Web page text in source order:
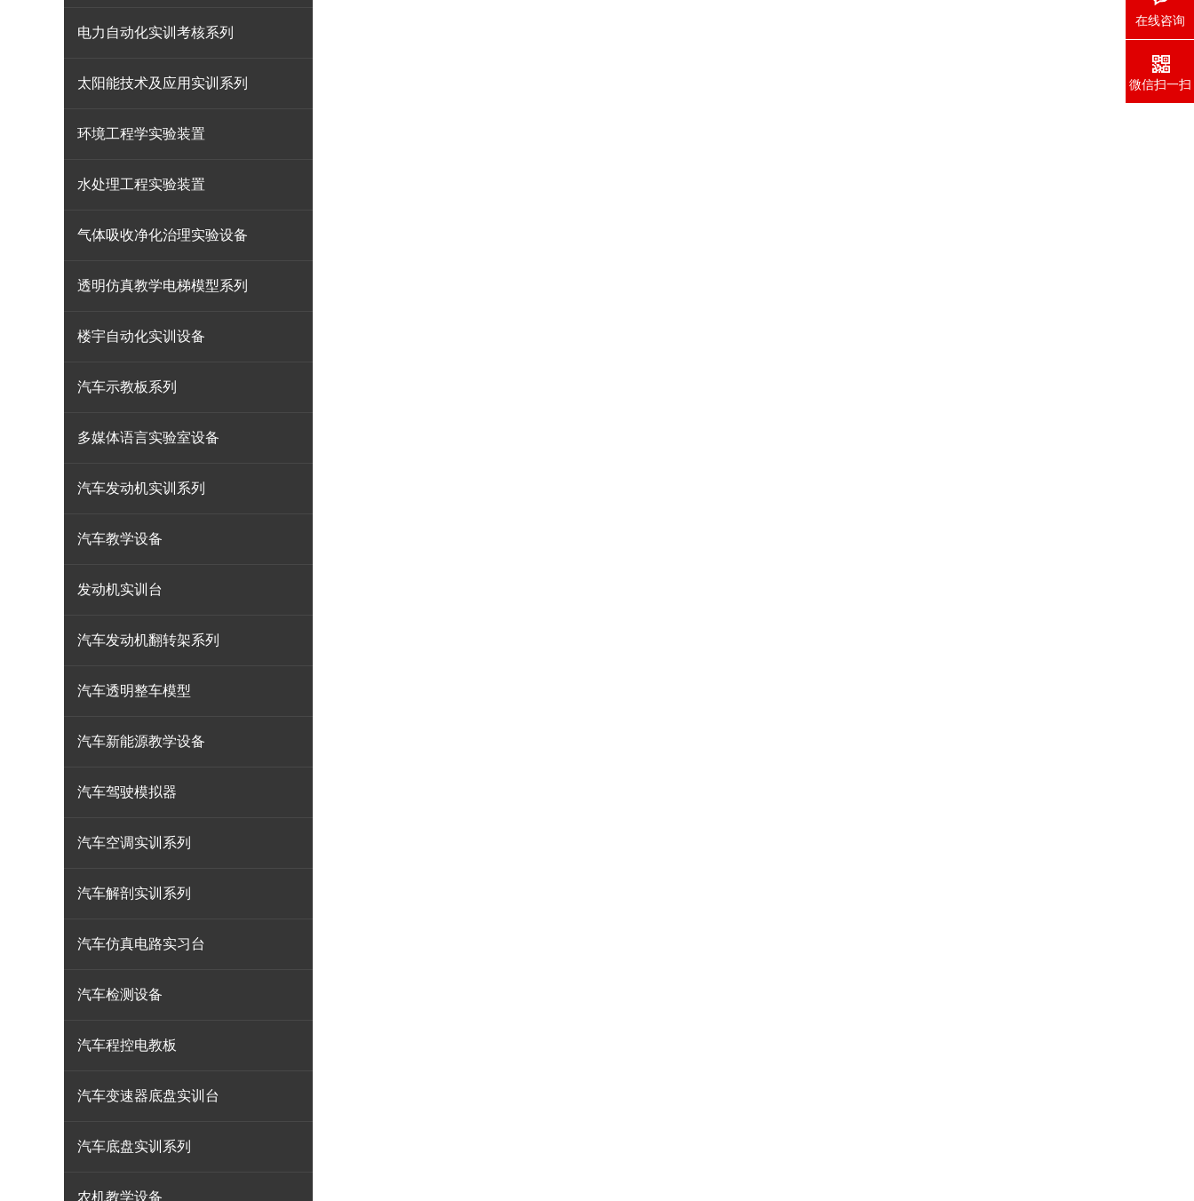
电力自动化实训考核系列
太阳能技术及应用实训系列
环境工程学实验装置
水处理工程实验装置
气体吸收净化治理实验设备
透明仿真教学电梯模型系列
楼宇自动化实训设备
汽车示教板系列
多媒体语言实验室设备
汽车发动机实训系列
汽车教学设备
发动机实训台
汽车发动机翻转架系列
汽车透明整车模型
汽车新能源教学设备
汽车驾驶模拟器
汽车空调实训系列
汽车解剖实训系列
汽车仿真电路实习台
汽车检测设备
汽车程控电教板
汽车变速器底盘实训台
汽车底盘实训系列
农机教学设备
在线咨询
微信扫一扫